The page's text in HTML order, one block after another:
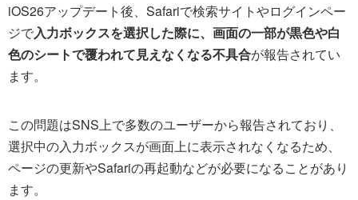
iOS26アップデート後、Safariで検索サイトやログインペー
ジで入力ボックスを選択した際に、画面の一部が黒色や白
色のシートで覆われて見えなくなる不具合が報告されてい
ます。
この問題はSNS上で多数のユーザーから報告されており、
選択中の入力ボックスが画面上に表示されなくなるため、
ページの更新やSafariの再起動などが必要になることがあり
ます。